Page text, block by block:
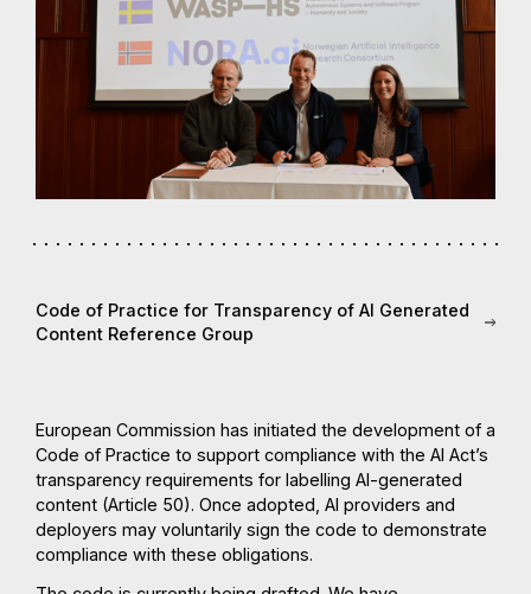
Code of Practice for Transparency of AI Generated
Content Reference Group
European Commission has initiated the development of a
Code of Practice to support compliance with the AI Act’s
transparency requirements for labelling AI-generated
content (Article 50). Once adopted, AI providers and
deployers may voluntarily sign the code to demonstrate
compliance with these obligations.